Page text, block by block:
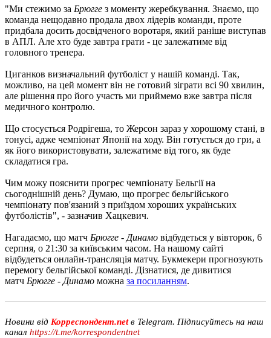
"Ми стежимо за Брюгге з моменту жеребкування. Знаємо, що
команда нещодавно продала двох лідерів команди, проте
придбала досить досвідченого воротаря, який раніше виступав
в АПЛ. Але хто буде завтра грати - це залежатиме від
головного тренера.
Циганков визначальний футболіст у нашій команді. Так,
можливо, на цей момент він не готовий зіграти всі 90 хвилин,
але рішення про його участь ми приймемо вже завтра після
медичного контролю.
Що стосується Родрігеша, то Жерсон зараз у хорошому стані, в
тонусі, адже чемпіонат Японії на ходу. Він готується до гри, а
як його використовувати, залежатиме від того, як буде
складатися гра.
Чим можу пояснити прогрес чемпіонату Бельгії на
сьогоднішній день? Думаю, що прогрес бельгійського
чемпіонату пов'язаний з приїздом хороших українських
футболістів", - зазначив Хацкевич.
Нагадаємо, що матч Брюгге - Динамо відбудеться у вівторок, 6
серпня, о 21:30 за київським часом. На нашому сайті
відбудеться онлайн-трансляція матчу. Букмекери прогнозують
перемогу бельгійської команді. Дізнатися, де дивитися
матч Брюгге - Динамо можна за посиланням.
Новини від Корреспондент.netв Telegram. Підписуйтесь на наш
канал https://t.me/korrespondentnet